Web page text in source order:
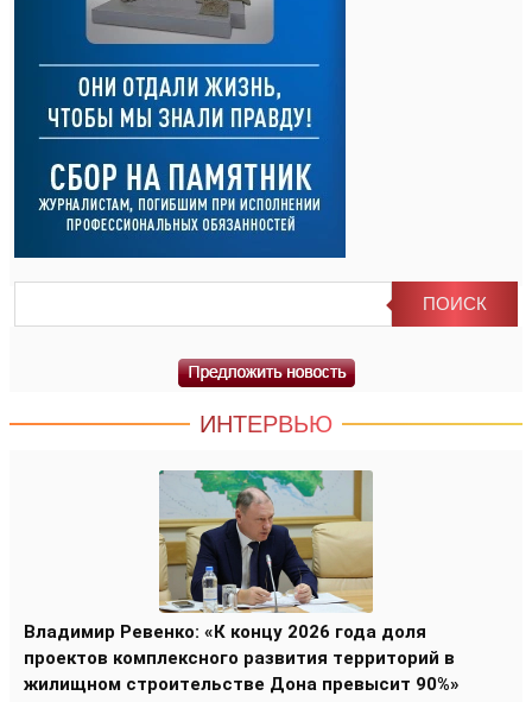
ИНТЕРВЬЮ
Владимир Ревенко: «К концу 2026 года доля
проектов комплексного развития территорий в
жилищном строительстве Дона превысит 90%»